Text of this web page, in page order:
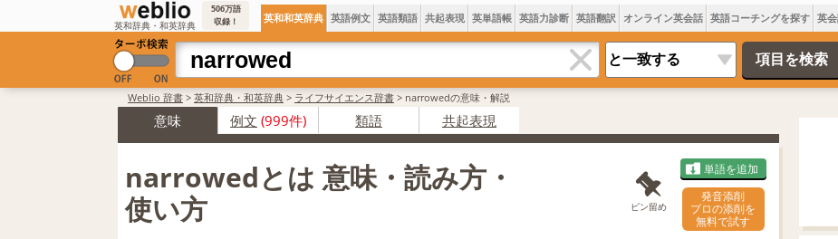
英和辞典・和英辞典
506万語
収録！
英和和英辞典 英語例文 英語類語 共起表現 英単語帳 英語力診断 英語翻訳 オンライン英会話 英語コーチングを探す 英
Weblio 辞書 > 英和辞典・和英辞典 > ライフサイエンス辞書 > narrowedの意味・解説
意味 例文 (999件) 類語 共起表現
narrowedとは 意味・読み方・
使い方
ピン留め
単語を追加
発音添削
プロの添削を
無料で試す